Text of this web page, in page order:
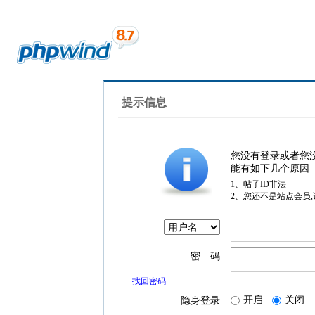
提示信息
您没有登录或者您
能有如下几个原因
1、帖子ID非法
2、您还不是站点会员
密 码
找回密码
隐身登录 开启 关闭